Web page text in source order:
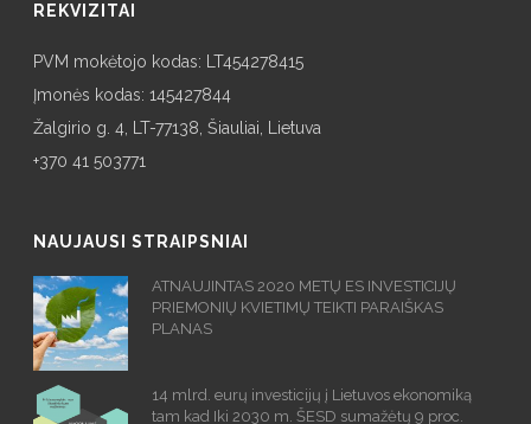
REKVIZITAI
PVM mokėtojo kodas: LT454278415
Įmonės kodas: 145427844
Žalgirio g. 4, LT-77138, Šiauliai, Lietuva
+370 41 503771
NAUJAUSI STRAIPSNIAI
ATNAUJINTAS 2020 METŲ ES INVESTICIJŲ
PRIEMONIŲ KVIETIMŲ TEIKTI PARAIŠKAS
PLANAS
14 mlrd. eurų investicijų į Lietuvos ekonomiką
tam kad Iki 2030 m. ŠESD sumažėtų 9 proc.